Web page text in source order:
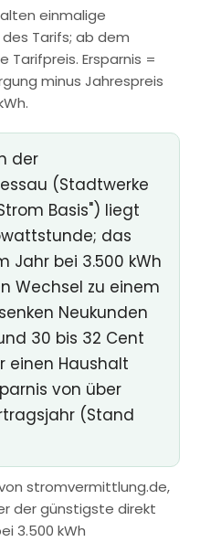
einmalige
Tarifs; ab dem
Tarifpreis. Ersparnis =
minus Jahrespreis
der
(Stadtwerke
Basis") liegt
das
Jahr bei 3.500 kWh
Wechsel zu einem
Neukunden
30 bis 32 Cent
einen Haushalt
von über
(Stand
stromvermittlung.de,
der günstigste direkt
3.500 kWh